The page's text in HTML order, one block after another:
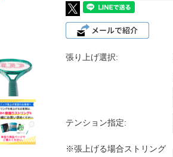
張り上げ選択:
テンション指定:
※張上げる場合ストリング